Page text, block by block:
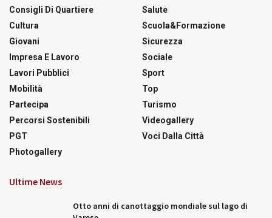
Consigli Di Quartiere
Cultura
Giovani
Impresa E Lavoro
Lavori Pubblici
Mobilità
Partecipa
Percorsi Sostenibili
PGT
Photogallery
Salute
Scuola&Formazione
Sicurezza
Sociale
Sport
Top
Turismo
Videogallery
Voci Dalla Città
Ultime News
Otto anni di canottaggio mondiale sul lago di